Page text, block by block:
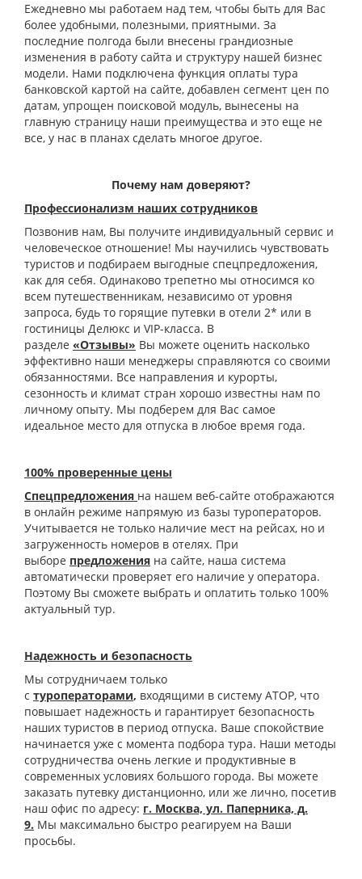
Ежедневно мы работаем над тем, чтобы быть для Вас
более удобными, полезными, приятными. За
последние полгода были внесены грандиозные
изменения в работу сайта и структуру нашей бизнес
модели. Нами подключена функция оплаты тура
банковской картой на сайте, добавлен сегмент цен по
датам, упрощен поисковой модуль, вынесены на
главную страницу наши преимущества и это еще не
все, у нас в планах сделать многое другое.
Почему нам доверяют?
Профессионализм наших сотрудников
Позвонив нам, Вы получите индивидуальный сервис и
человеческое отношение! Мы научились чувствовать
туристов и подбираем выгодные спецпредложения,
как для себя. Одинаково трепетно мы относимся ко
всем путешественникам, независимо от уровня
запроса, будь то горящие путевки в отели 2* или в
гостиницы Делюкс и VIP-класса. В
разделе «Отзывы» Вы можете оценить насколько
эффективно наши менеджеры справляются со своими
обязанностями. Все направления и курорты,
сезонность и климат стран хорошо известны нам по
личному опыту. Мы подберем для Вас самое
идеальное место для отпуска в любое время года.
100% проверенные цены
Спецпредложения на нашем веб-сайте отображаются
в онлайн режиме напрямую из базы туроператоров.
Учитывается не только наличие мест на рейсах, но и
загруженность номеров в отелях. При
выборе предложения на сайте, наша система
автоматически проверяет его наличие у оператора.
Поэтому Вы сможете выбрать и оплатить только 100%
актуальный тур.
Надежность и безопасность
Мы сотрудничаем только
с туроператорами, входящими в систему АТОР, что
повышает надежность и гарантирует безопасность
наших туристов в период отпуска. Ваше спокойствие
начинается уже с момента подбора тура. Наши методы
сотрудничества очень легкие и продуктивные в
современных условиях большого города. Вы можете
заказать путевку дистанционно, или же лично, посетив
наш офис по адресу: г. Москва, ул. Паперника, д.
9. Мы максимально быстро реагируем на Ваши
просьбы.